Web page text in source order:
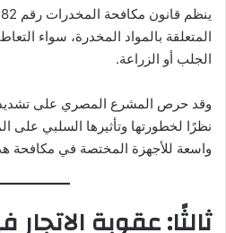
المتعلقة بالمواد المخدرة، سواء
الجلب أو الزراعة.
وقد حرص المشرع المصري على تشديد
نظرًا لخطورتها وتأثيرها السلبي
واسعة للأجهزة المختصة في مكافحة
ثالثًا: عقوبة